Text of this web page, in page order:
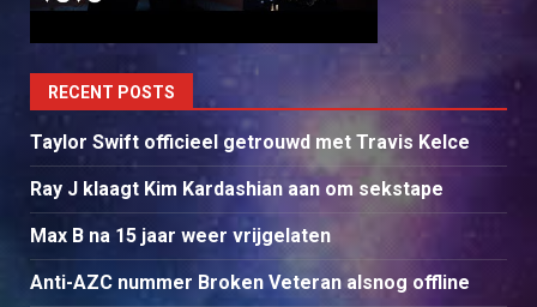
RECENT POSTS
Taylor Swift officieel getrouwd met Travis Kelce
Ray J klaagt Kim Kardashian aan om sekstape
Max B na 15 jaar weer vrijgelaten
Anti-AZC nummer Broken Veteran alsnog offline